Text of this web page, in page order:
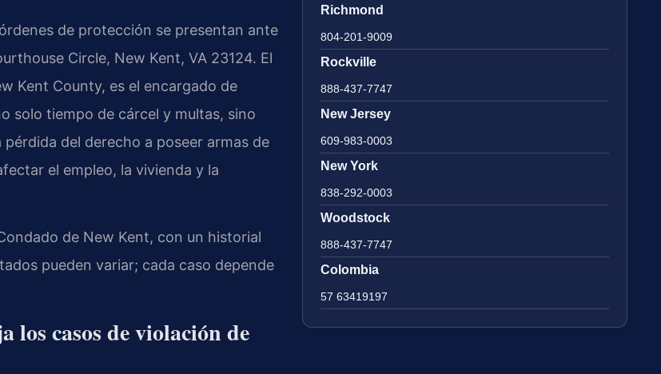
de protección se presentan ante
Circle, New Kent, VA 23124. El
Kent County, es el encargado de
solo tiempo de cárcel y multas, sino
del derecho a poseer armas de
el empleo, la vivienda y la
de New Kent, con un historial
pueden variar; cada caso depende
los casos de violación de
Richmond
804-201-9009
Rockville
888-437-7747
New Jersey
609-983-0003
New York
838-292-0003
Woodstock
888-437-7747
Colombia
57 63419197